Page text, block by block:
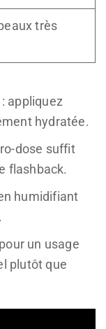
très
: appliquez
hydratée.
dose suffit
flashback.
humidifiant
pour un usage
plutôt que